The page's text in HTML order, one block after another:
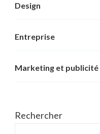
Design
Entreprise
Marketing et publicité
Rechercher